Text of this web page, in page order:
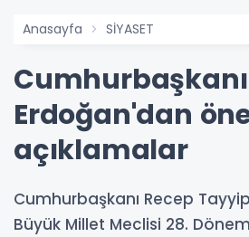
Anasayfa SİYASET
Cumhurbaşkanı
Erdoğan'dan
açıklamalar
Cumhurbaşkanı Recep
Büyük Millet Meclisi 28.